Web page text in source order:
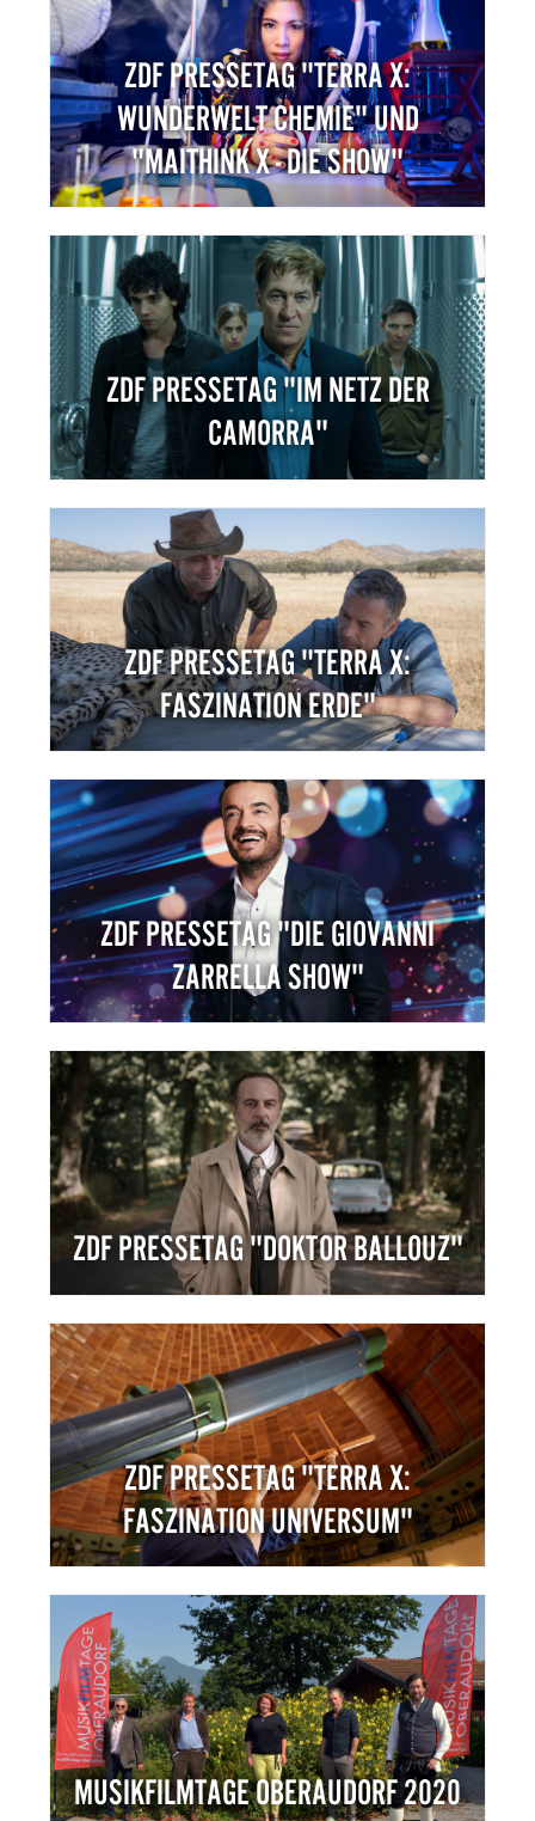
ZDF PRESSETAG "TERRA X:
WUNDERWELT CHEMIE" UND
"MAITHINK X - DIE SHOW"
ZDF PRESSETAG "IM NETZ DER
CAMORRA"
ZDF PRESSETAG "TERRA X:
FASZINATION ERDE"
ZDF PRESSETAG "DIE GIOVANNI
ZARRELLA SHOW"
ZDF PRESSETAG "DOKTOR BALLOUZ"
ZDF PRESSETAG "TERRA X:
FASZINATION UNIVERSUM"
MUSIKFILMTAGE OBERAUDORF 2020